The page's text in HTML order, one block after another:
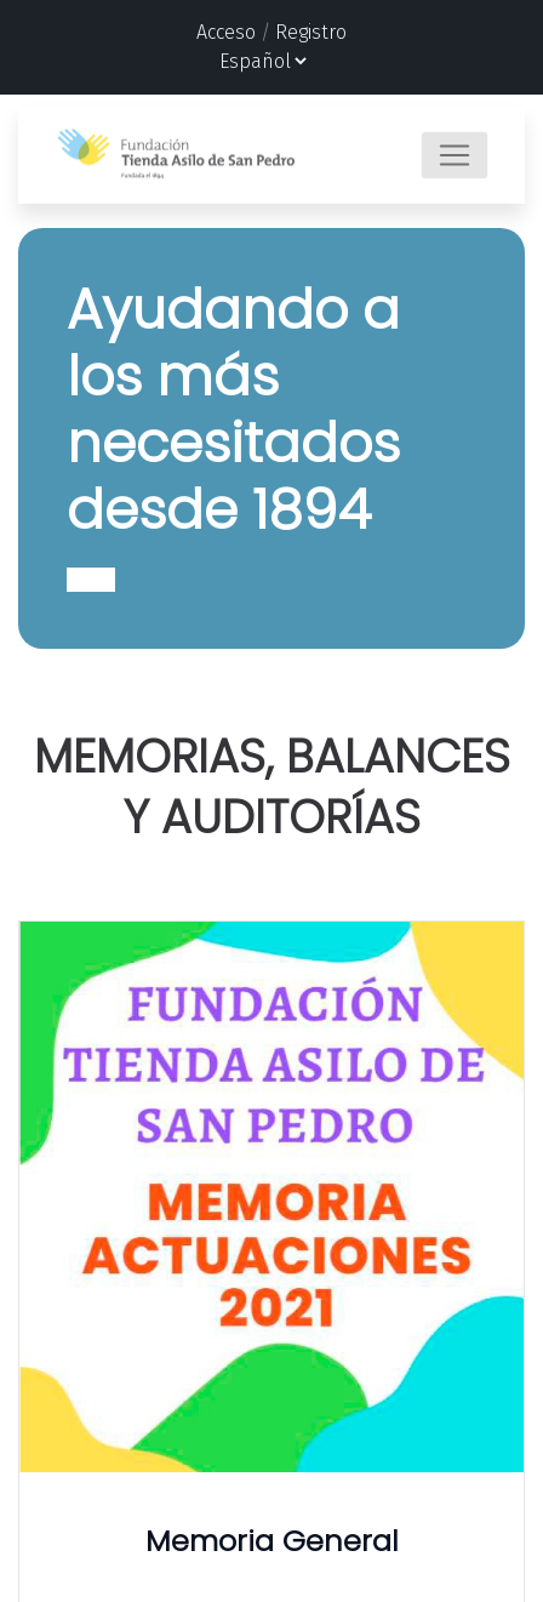
Acceso / Registro
Ayudando a
los más
necesitados
desde 1894
MEMORIAS, BALANCES
Y AUDITORÍAS
Memoria General